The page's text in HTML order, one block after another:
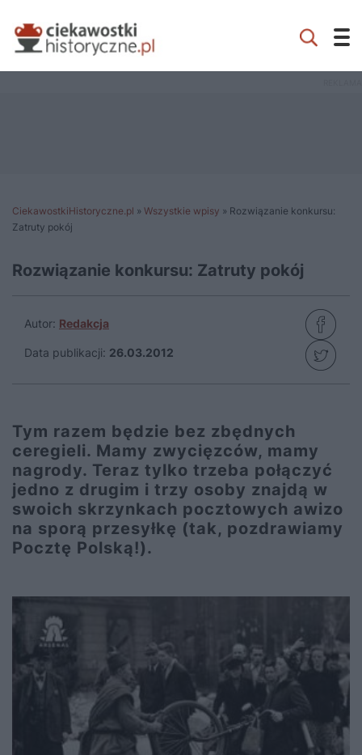
CiekawostkiHistoryczne.pl » Wszystkie wpisy » Rozwiązanie konkursu:
Zatruty pokój
Rozwiązanie konkursu: Zatruty pokój
Autor: Redakcja
Data publikacji: 26.03.2012
Tym razem będzie bez zbędnych
ceregieli. Mamy zwycięzców, mamy
nagrody. Teraz tylko trzeba połączyć
jedno z drugim i trzy osoby znajdą w
swoich skrzynkach pocztowych awizo
na sporą przesyłkę (tak, pozdrawiamy
Pocztę Polską!).